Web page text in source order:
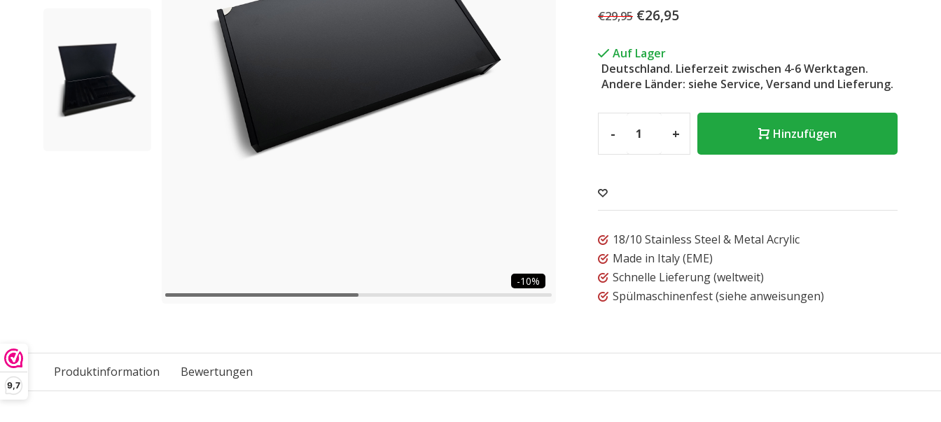
9,7
-10%
€29,95 €26,95
Auf Lager
Deutschland. Lieferzeit zwischen 4-6 Werktagen.
Andere Länder: siehe Service, Versand und Lieferung.
- + Hinzufügen
18/10 Stainless Steel & Metal Acrylic
Made in Italy(EME)
Schnelle Lieferung(weltweit)
Spülmaschinenfest(siehe anweisungen)
Produktinformation Bewertungen